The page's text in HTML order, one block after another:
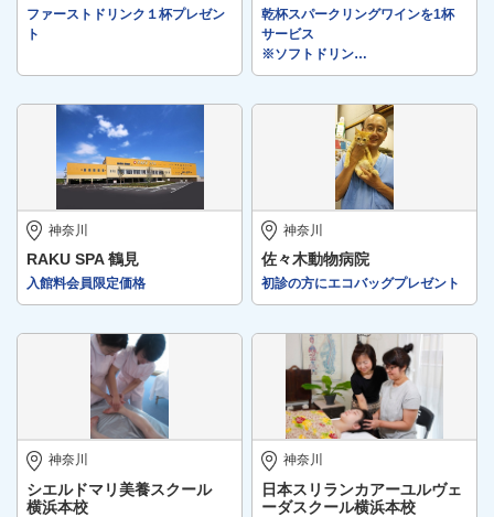
ファーストドリンク１杯プレゼン
ト
乾杯スパークリングワインを1杯
サービス
※ソフトドリン…
神奈川
RAKU SPA 鶴見
入館料会員限定価格
神奈川
佐々木動物病院
初診の方にエコバッグプレゼント
神奈川
シエルドマリ美養スクール
横浜本校
神奈川
日本スリランカアーユルヴェ
ーダスクール横浜本校